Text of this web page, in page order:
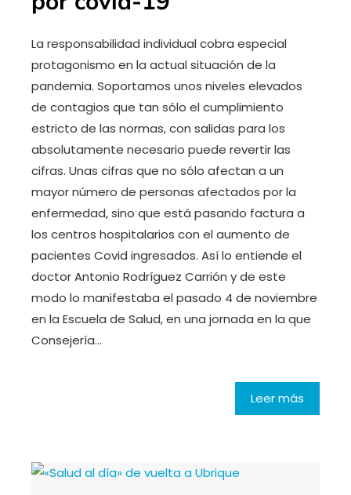
La responsabilidad individual cobra especial
protagonismo en la actual situación de la
pandemia. Soportamos unos niveles elevados
de contagios que tan sólo el cumplimiento
estricto de las normas, con salidas para los
absolutamente necesario puede revertir las
cifras. Unas cifras que no sólo afectan a un
mayor número de personas afectados por la
enfermedad, sino que está pasando factura a
los centros hospitalarios con el aumento de
pacientes Covid ingresados. Así lo entiende el
doctor Antonio Rodríguez Carrión y de este
modo lo manifestaba el pasado 4 de noviembre
en la Escuela de Salud, en una jornada en la que
Consejería…
Leer más